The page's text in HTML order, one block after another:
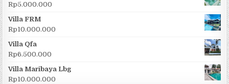
Rp5.000.000
Villa FRM
Rp10.000.000
Villa Qfa
Rp6.500.000
Villa Maribaya Lbg
Rp10.000.000